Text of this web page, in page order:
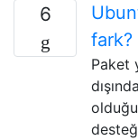
6
fark?
Paket